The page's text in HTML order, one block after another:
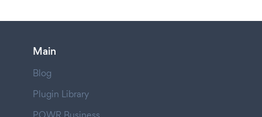
Main
Blog
Plugin Library